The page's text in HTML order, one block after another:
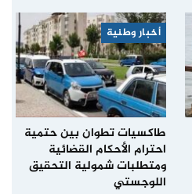
أخبار وطنية
طاكسيات تطوان بين حتمية
احترام الأحكام القضائية
ومتطلبات شمولية التحقيق
اللوجستي